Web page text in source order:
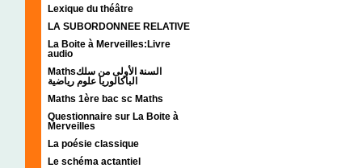
Lexique du théâtre
LA SUBORDONNEE RELATIVE
La Boite à Merveilles:Livre
audio
Mathsالسنة الأولى من سلك
الباكالوريا علوم رياضية
Maths 1ère bac sc Maths
Questionnaire sur La Boite à
Merveilles
La poésie classique
Le schéma actantiel